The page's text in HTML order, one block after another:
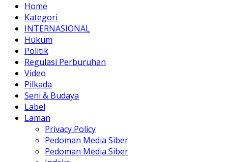
Home
Kategori
INTERNASIONAL
Hukum
Politik
Regulasi Perburuhan
Video
Pilkada
Seni & Budaya
Label
Laman
Privacy Policy
Pedoman Media Siber
Pedoman Media Siber